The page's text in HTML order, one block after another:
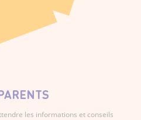
les informations et conseils